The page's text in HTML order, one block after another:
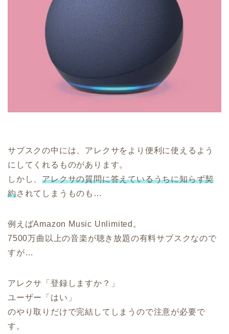
サブスクの中には、アレクサをより便利に使えるよう
にしてくれるものがあります。
しかし、アレクサの質問に答えているうちに知らず契
約されてしまうものも…
例えばAmazon Music Unlimited。
7500万曲以上の音楽が聴き放題の有料サブスクなので
すが…
アレクサ「登録しますか？」
ユーザー「はい」
のやり取りだけで完結してしまうので注意が必要で
す。